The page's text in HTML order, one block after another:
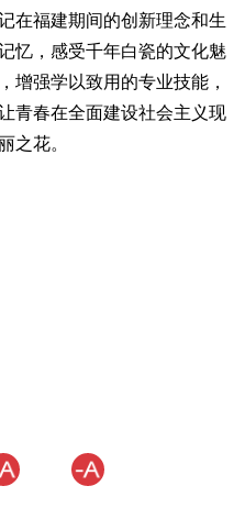
在福建期间的创新理念和生
忆，感受千年白瓷的文化魅
增强学以致用的专业技能，
青春在全面建设社会主义现
之花。